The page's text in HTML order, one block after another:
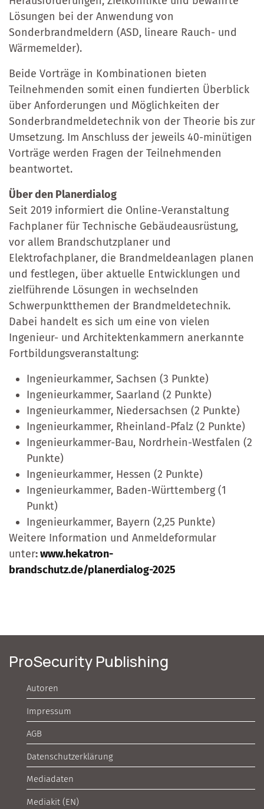
Lösungen bei der Anwendung von
Sonderbrandmeldern (ASD, lineare Rauch- und
Wärmemelder).
Beide Vorträge in Kombinationen bieten
Teilnehmenden somit einen fundierten Überblick
über Anforderungen und Möglichkeiten der
Sonderbrandmeldetechnik von der Theorie bis zur
Umsetzung. Im Anschluss der jeweils 40-minütigen
Vorträge werden Fragen der Teilnehmenden
beantwortet.
Über den Planerdialog
Seit 2019 informiert die Online-Veranstaltung
Fachplaner für Technische Gebäudeausrüstung,
vor allem Brandschutzplaner und
Elektrofachplaner, die Brandmeldeanlagen planen
und festlegen, über aktuelle Entwicklungen und
zielführende Lösungen in wechselnden
Schwerpunktthemen der Brandmeldetechnik.
Dabei handelt es sich um eine von vielen
Ingenieur- und Architektenkammern anerkannte
Fortbildungsveranstaltung:
Ingenieurkammer, Sachsen (3 Punkte)
Ingenieurkammer, Saarland (2 Punkte)
Ingenieurkammer, Niedersachsen (2 Punkte)
Ingenieurkammer, Rheinland-Pfalz (2 Punkte)
Ingenieurkammer-Bau, Nordrhein-Westfalen (2
Punkte)
Ingenieurkammer, Hessen (2 Punkte)
Ingenieurkammer, Baden-Württemberg (1
Punkt)
Ingenieurkammer, Bayern (2,25 Punkte)
Weitere Information und Anmeldeformular
unter:www.hekatron-
brandschutz.de/planerdialog-2025
ProSecurity Publishing
Autoren
Impressum
AGB
Datenschutzerklärung
Mediadaten
Mediakit (EN)